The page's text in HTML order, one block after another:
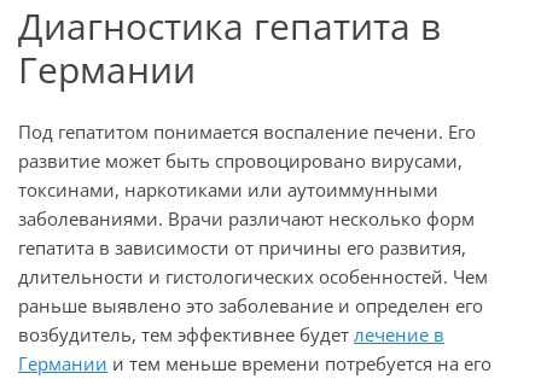
Диагностика гепатита в
Германии
Под гепатитом понимается воспаление печени. Его
развитие может быть спровоцировано вирусами,
токсинами, наркотиками или аутоиммунными
заболеваниями. Врачи различают несколько форм
гепатита в зависимости от причины его развития,
длительности и гистологических особенностей. Чем
раньше выявлено это заболевание и определен его
возбудитель, тем эффективнее будет лечение в
Германии и тем меньше времени потребуется на его